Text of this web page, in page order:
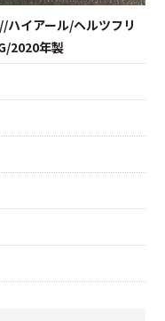
イアール/ヘルツフリ
2020年製